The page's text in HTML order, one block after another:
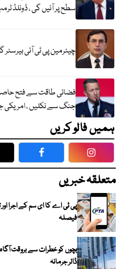
سطح پر آئیں گی ، ڈونلڈ
چیئرمین پی ٹی آئی بیرسٹر
فضائی طاقت سے فتح حاصل
جنگ سے نکلیں ، امریکی
ہمیں فالو کریں
Facebook
متعلقہ خبریں
پی ٹی اے کا ای سم کے اجرا
فیصلہ
ڈالر جرمانہ